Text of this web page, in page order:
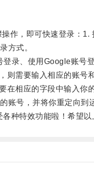
，即可快速登录：1.
方式。
、使用Google账号登
要输入相应的账号和
应的字段中输入你的
号，并将你重定向到
特效功能啦！希望以